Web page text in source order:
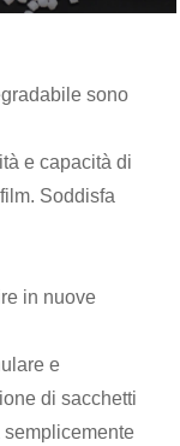
sono
e capacità di
Soddisfa
in nuove
e
di sacchetti